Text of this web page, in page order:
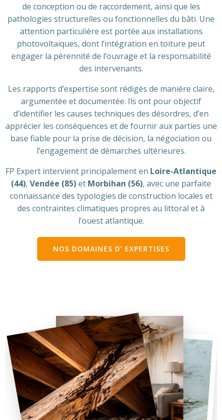
de conception ou de raccordement, ainsi que les
pathologies structurelles ou fonctionnelles du bâti. Une
attention particulière est portée aux installations
photovoltaïques, dont l’intégration en toiture peut
engager la pérennité de l’ouvrage et la responsabilité
des intervenants.
Les rapports d’expertise sont rédigés de manière claire,
argumentée et documentée. Ils ont pour objectif
d’identifier les causes techniques des désordres, d’en
apprécier les conséquences et de fournir aux parties une
base fiable pour la prise de décision, la négociation ou
l’engagement de démarches ultérieures.
FP Expert intervient principalement en Loire-Atlantique
(44), Vendée (85)et Morbihan (56), avec une parfaite
connaissance des typologies de construction locales et
des contraintes climatiques propres au littoral et à
l’ouest atlantique.
NOS DOMAINES D’ EXPERTISES